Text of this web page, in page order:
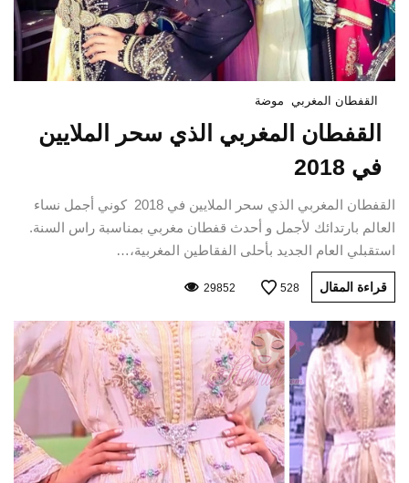
القفطان المغربي موضة
القفطان المغربي الذي سحر الملايين
في 2018
القفطان المغربي الذي سحر الملايين في 2018 كوني أجمل نساء
العالم بارتدائك لأجمل و أحدث قفطان مغربي بمناسبة راس السنة.
استقبلي العام الجديد بأحلى الفقاطين المغربية،…
قراءة المقال 528
29852